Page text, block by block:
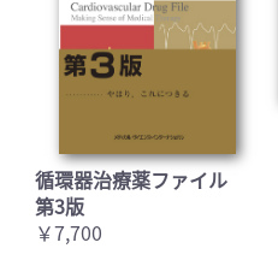
循環器治療薬ファイル
第3版
￥7,700